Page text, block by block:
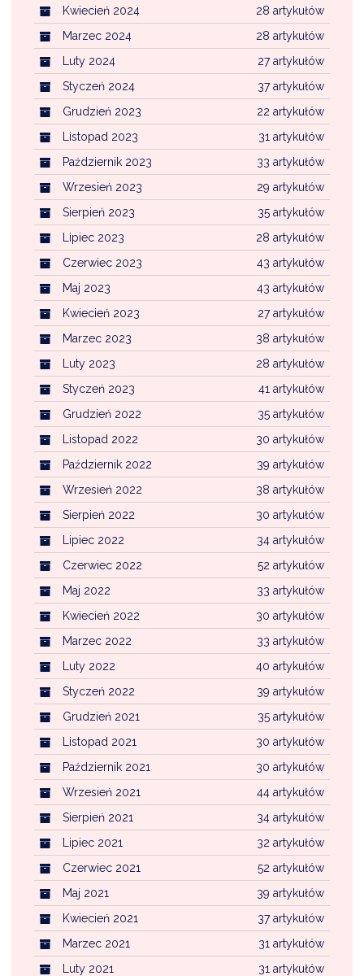
28 artykułów
Kwiecień 2024
28 artykułów
Marzec 2024
27 artykułów
Luty 2024
37 artykułów
Styczeń 2024
22 artykułów
Grudzień 2023
31 artykułów
Listopad 2023
33 artykułów
Październik 2023
29 artykułów
Wrzesień 2023
35 artykułów
Sierpień 2023
28 artykułów
Lipiec 2023
43 artykułów
Czerwiec 2023
43 artykułów
Maj 2023
27 artykułów
Kwiecień 2023
38 artykułów
Marzec 2023
28 artykułów
Luty 2023
41 artykułów
Styczeń 2023
35 artykułów
Grudzień 2022
30 artykułów
Listopad 2022
39 artykułów
Październik 2022
38 artykułów
Wrzesień 2022
30 artykułów
Sierpień 2022
34 artykułów
Lipiec 2022
52 artykułów
Czerwiec 2022
33 artykułów
Maj 2022
30 artykułów
Kwiecień 2022
33 artykułów
Marzec 2022
40 artykułów
Luty 2022
39 artykułów
Styczeń 2022
35 artykułów
Grudzień 2021
30 artykułów
Listopad 2021
30 artykułów
Październik 2021
44 artykułów
Wrzesień 2021
34 artykułów
Sierpień 2021
32 artykułów
Lipiec 2021
52 artykułów
Czerwiec 2021
39 artykułów
Maj 2021
37 artykułów
Kwiecień 2021
31 artykułów
Marzec 2021
31 artykułów
Luty 2021